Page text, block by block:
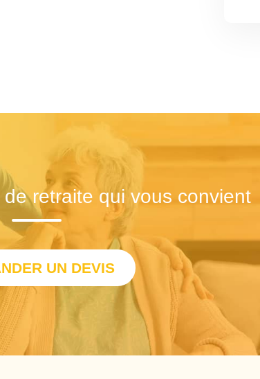
retraite qui vous convient
UN DEVIS